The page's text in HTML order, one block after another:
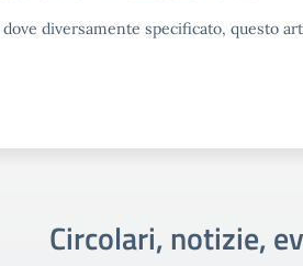
diversamente specificato, questo
Circolari, notizie,